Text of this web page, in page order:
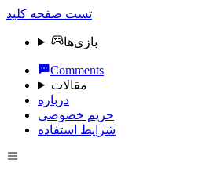
تست صفحه کلید
بازی‌ها
Comments
مقالات
درباره
حریم خصوصی
شرایط استفاده